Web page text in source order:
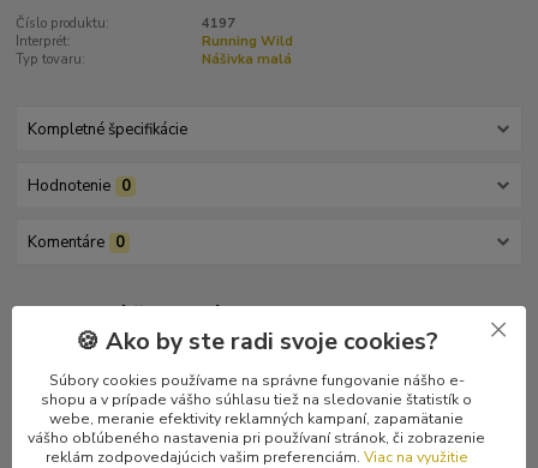
Číslo produktu:
4197
Interprét:
Running Wild
Typ tovaru:
Nášivka malá
Kompletné špecifikácie
Hodnotenie 0
Komentáre 0
Kompletné špecifikácie
🍪 Ako by ste radi svoje cookies?
Súbory cookies používame na správne fungovanie nášho e-
shopu a v prípade vášho súhlasu tiež na sledovanie štatistík o
webe, meranie efektivity reklamných kampaní, zapamätanie
vášho obľúbeného nastavenia pri používaní stránok, či zobrazenie
reklám zodpovedajúcich vašim preferenciám. Viac na využitie